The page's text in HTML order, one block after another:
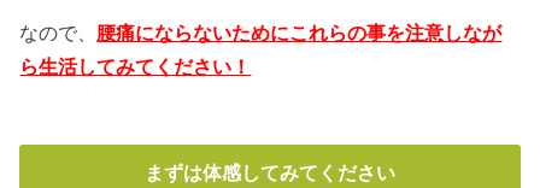
なので、 腰痛にならないためにこれらの事を注意しなが
ら生活してみてください！
まずは体感してみてください